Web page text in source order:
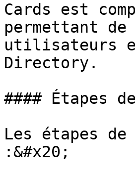
Cards est
permettant de
utilisateurs
Directory.
#### Étapes
Les étapes
:&#x20;